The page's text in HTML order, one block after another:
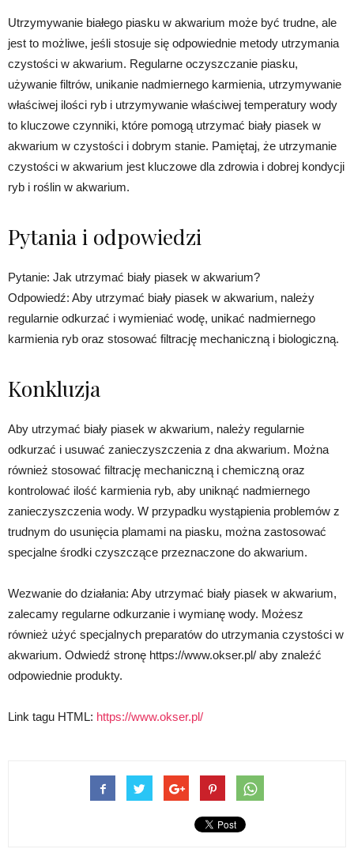
Utrzymywanie białego piasku w akwarium może być trudne, ale
jest to możliwe, jeśli stosuje się odpowiednie metody utrzymania
czystości w akwarium. Regularne oczyszczanie piasku,
używanie filtrów, unikanie nadmiernego karmienia, utrzymywanie
właściwej ilości ryb i utrzymywanie właściwej temperatury wody
to kluczowe czynniki, które pomogą utrzymać biały piasek w
akwarium w czystości i dobrym stanie. Pamiętaj, że utrzymanie
czystości w akwarium jest kluczowe dla zdrowia i dobrej kondycji
ryb i roślin w akwarium.
Pytania i odpowiedzi
Pytanie: Jak utrzymać biały piasek w akwarium?
Odpowiedź: Aby utrzymać biały piasek w akwarium, należy
regularnie odkurzać i wymieniać wodę, unikać nadmiernego
karmienia ryb oraz stosować filtrację mechaniczną i biologiczną.
Konkluzja
Aby utrzymać biały piasek w akwarium, należy regularnie
odkurzać i usuwać zanieczyszczenia z dna akwarium. Można
również stosować filtrację mechaniczną i chemiczną oraz
kontrolować ilość karmienia ryb, aby uniknąć nadmiernego
zanieczyszczenia wody. W przypadku wystąpienia problemów z
trudnym do usunięcia plamami na piasku, można zastosować
specjalne środki czyszczące przeznaczone do akwarium.
Wezwanie do działania: Aby utrzymać biały piasek w akwarium,
zalecamy regularne odkurzanie i wymianę wody. Możesz
również użyć specjalnych preparatów do utrzymania czystości w
akwarium. Odwiedź stronę https://www.okser.pl/ aby znaleźć
odpowiednie produkty.
Link tagu HTML: https://www.okser.pl/